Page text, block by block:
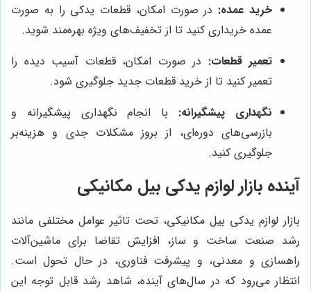
خرید عمده: در صورت امکان، قطعات یدکی را به صورت
عمده خریداری کنید تا از تخفیف‌های ویژه بهره‌مند شوید.
تعمیر قطعات: در صورت امکان، قطعات آسیب دیده را
تعمیر کنید تا از خرید قطعات جدید جلوگیری شود.
نگهداری پیشگیرانه: با انجام نگهداری پیشگیرانه و
بازرسی‌های دوره‌ای، از بروز مشکلات جدی و هزینه‌بر
جلوگیری کنید.
آینده بازار لوازم یدکی بیل مکانیکی
بازار لوازم یدکی بیل مکانیکی، تحت تاثیر عوامل مختلفی مانند
رشد صنعت ساخت و ساز، افزایش تقاضا برای ماشین‌آلات
راهسازی و معدنی، و پیشرفت فناوری، در حال تحول است.
انتظار می‌رود که در سال‌های آینده، شاهد رشد قابل توجه این